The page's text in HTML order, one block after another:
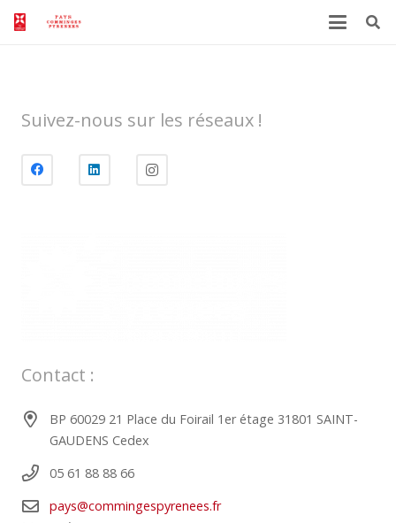
Suivez-nous sur les réseaux !
Contact :
BP 60029 21 Place du Foirail 1er étage 31801 SAINT-
GAUDENS Cedex
05 61 88 88 66
pays@commingespyrenees.fr